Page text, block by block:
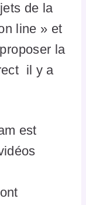
de la
line » et
la
il y a
est